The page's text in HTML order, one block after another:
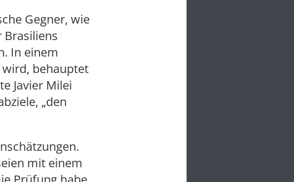
Gegner, wie
Brasiliens
In einem
wird, behauptet
Javier Milei
„den
mit einem